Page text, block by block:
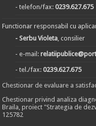
- telefon/fax:0239.627.675
Functionar responsabil cu
- Serbu Violeta, consilier
- e-mail:
- tel./fax:0239.627.675
Chestionar de evaluare a
Chestionar privind analiza
Braila, proiect "Strategia de
125782